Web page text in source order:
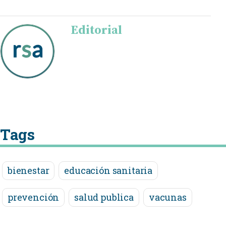
Editorial
Tags
bienestar educación sanitaria
prevención salud publica vacunas